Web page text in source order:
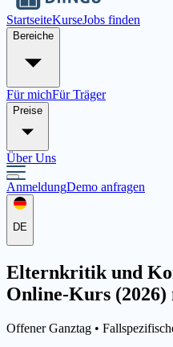
StartseiteKurseJobs finden
Bereiche
Für michFür Träger
Preise
Über Uns
AnmeldungDemo anfragen
DE
Elternkritik und
Online-Kurs
Offener Ganztag •